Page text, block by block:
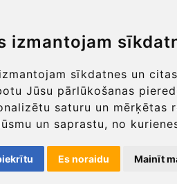
izmantojam
sīkdatnes un
Jūsu pārlūkošanas
saturu un mērķētas
un saprastu, no
Es noraidu Mainīt
Secure